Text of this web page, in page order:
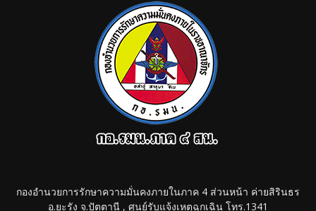
กองอำนวยการรักษาความมั่นคงภายในภาค 4 ส่วนหน้า ค่ายสิรินธร
อ.ยะรัง จ.ปัตตานี , ศูนย์รับแจ้งเหตุฉุกเฉิน โทร.1341